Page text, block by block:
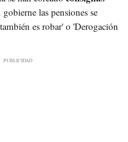
las pensiones se
es robar' o 'Derogación